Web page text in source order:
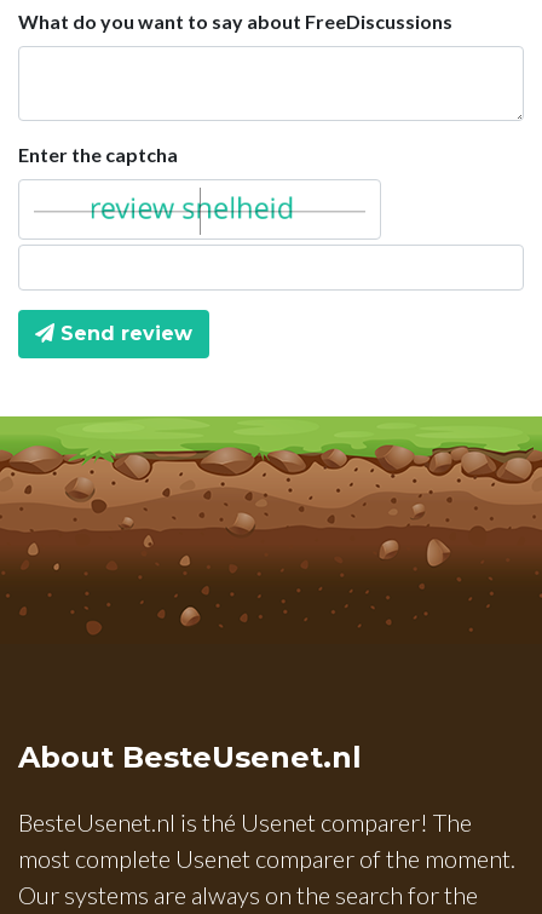
What do you want to say about FreeDiscussions
Enter the captcha
Send review
About BesteUsenet.nl
BesteUsenet.nl is thé Usenet comparer! The
most complete Usenet comparer of the moment.
Our systems are always on the search for the